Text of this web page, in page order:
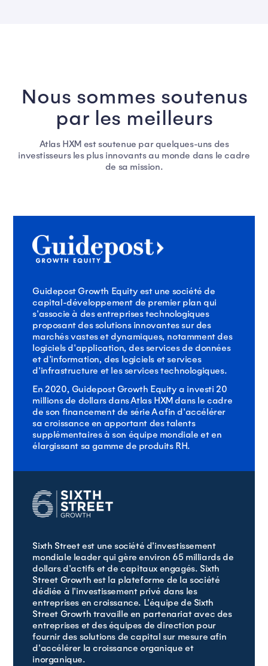
Nous sommes soutenus
par les meilleurs
Atlas HXM est soutenue par quelques-uns des
investisseurs les plus innovants au monde dans le cadre
de sa mission.
Guidepost Growth Equity est une société de
capital-développement de premier plan qui
s'associe à des entreprises technologiques
proposant des solutions innovantes sur des
marchés vastes et dynamiques, notamment des
logiciels d'application, des services de données
et d'information, des logiciels et services
d'infrastructure et les services technologiques.
En 2020, Guidepost Growth Equity a investi 20
millions de dollars dans Atlas HXM dans le cadre
de son financement de série A afin d'accélérer
sa croissance en apportant des talents
supplémentaires à son équipe mondiale et en
élargissant sa gamme de produits RH.
Sixth Street est une société d'investissement
mondiale leader qui gère environ 65 milliards de
dollars d'actifs et de capitaux engagés. Sixth
Street Growth est la plateforme de la société
dédiée à l'investissement privé dans les
entreprises en croissance. L'équipe de Sixth
Street Growth travaille en partenariat avec des
entreprises et des équipes de direction pour
fournir des solutions de capital sur mesure afin
d'accélérer la croissance organique et
inorganique.